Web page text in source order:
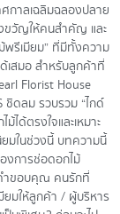
กาลเฉลิมฉลองปลาย
ขวัญให้คนสำคัญ และ
รีเมียม” ที่มีทั้งความ
เสมอ สำหรับลูกค้าที่
Florist House
ชิดลม รวบรวม “ไกด์
ได้ตรงใจและเหมาะ
ยมในช่วงนี้ บทความนี้
งการช่อดอกไม้
ำขอบคุณ คนรักที่
มให้ลูกค้า / ผู้บริหาร